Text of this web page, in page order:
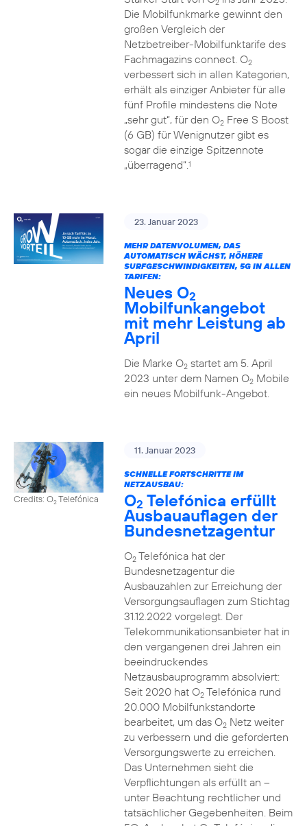
2
Die Mobilfunkmarke gewinnt den
großen Vergleich der
Netzbetreiber-Mobilfunktarife des
Fachmagazins connect. O2
verbessert sich in allen Kategorien,
erhält als einziger Anbieter für alle
fünf Profile mindestens die Note
„sehr gut“, für den O2Free S Boost
(6 GB) für Wenignutzer gibt es
sogar die einzige Spitzennote
„überragend“.1
23. Januar 2023
MEHR DATENVOLUMEN, DAS
AUTOMATISCH WÄCHST, HÖHERE
SURFGESCHWINDIGKEITEN, 5G IN ALLEN
TARIFEN:
Neues O2
Mobilfunkangebot
mit mehr Leistung ab
April
Die Marke O2startet am 5. April
2023 unter dem Namen O2Mobile
ein neues Mobilfunk-Angebot.
Credits: O2Telefónica
11. Januar 2023
SCHNELLE FORTSCHRITTE IM
NETZAUSBAU:
O2 Telefónica erfüllt
Ausbauauflagen der
Bundesnetzagentur
O2Telefónica hat der
Bundesnetzagentur die
Ausbauzahlen zur Erreichung der
Versorgungsauflagen zum Stichtag
31.12.2022 vorgelegt. Der
Telekommunikationsanbieter hat in
den vergangenen drei Jahren ein
beeindruckendes
Netzausbauprogramm absolviert:
Seit 2020 hat O2Telefónica rund
20.000 Mobilfunkstandorte
bearbeitet, um das O2Netz weiter
zu verbessern und die geforderten
Versorgungswerte zu erreichen.
Das Unternehmen sieht die
Verpflichtungen als erfüllt an –
unter Beachtung rechtlicher und
tatsächlicher Gegebenheiten. Beim